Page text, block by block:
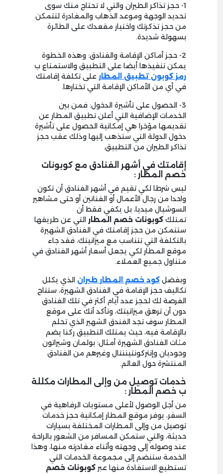
1- حجز تذاكر الطيران والتي لا تحتاج منك سوى
تحديد الوجهة وموعد الذهاب والمغادرة لتتمكن
من حجز تذكرتك واختيار مقعدك على الطائرة
بسهولة شديدة.
2- حجز أماكن الإقامة والفنادق: وهذه الخطوة
يمكن تنفيذها أيضا على التطبيق والاستمتاع ب
رمز كوبون تطبيق المطار على تكلفة إقامتك
في أي من الأماكن الإقامة التي تختارها.
3- الحصول على تأشيرة الدخول: فمن بين
الخدمات الإضافية التي أعلن تطبيق المطار عن
تقديمها مؤخرا هي إمكانية الحصول على تأشيرة
دخول الدولة التي ستذهب إليها وذلك عقب حجز
تذاكر الطيران من التطبيق.
إقامتك في أشهر الفنادق مع كوبونات
خصم المطار :
ليس شرطا لكي تقيم في أشهر الفنادق أن تكون
واحدا من رجال الأعمال أو الفنانين أو حتى مشاهير
السوشيال ميديا، بل يكفي فقط أن
تمتلك كوبونات خصم المطار التي عن طريقها
ستتمكن من حجز إقامتك في الفنادق الشهيرة
بالتكلفة التي تتناسب مع ميزانيتك، فقد جاء
موقع المطار لكي يجعل أسعار أشهر الفنادق في
متناول جميع العملاء.
وبفضل كود خصم المطار طيران الذي يكلل
تكاليف حجز الإقامة في الفنادق الشهيرة، ستتاح
الفرصة لك لحجز عدد أيام أكثر في تلك الفنادق
دون أن ترهق ميزانيتك، وتأكد أنك على موقع
المطار سوف تجد الفندق الشهير الذي تحلم
بالإقامة فيه، حيث يمتلك التطبيق ركنا يضم
مئات الفنادق الشهيرة أمثال: بولمان وشيراتون
وجوديان وإنتركونتيننتال وغيرهم من الفنادق
المنتشرة حول العالم.
خدمات توصيل من وإلى المطارات مكللة
ب خصم المطار :
من أجل الوصول لأعلى مستويات الرفاهية في
السفر، يوفر موقع المطار إمكانية حجز خدمات
توصيل من وإلى المطارات المختلفة بسيارات
حديثة، والتي ستمكن المسافر من الشعور بالراحة
عند وصوله إلى وجهته وأثناء مغادرته منها، وهذا
الخدمة ستنضم إلى مجموعة الخدمات التي
تستطيع الاستفادة منها عبر كوبونات خصم